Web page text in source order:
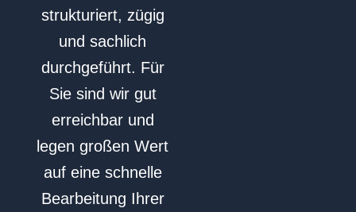
strukturiert, zügig
und sachlich
durchgeführt. Für
Sie sind wir gut
erreichbar und
legen großen Wert
auf eine schnelle
Bearbeitung Ihrer